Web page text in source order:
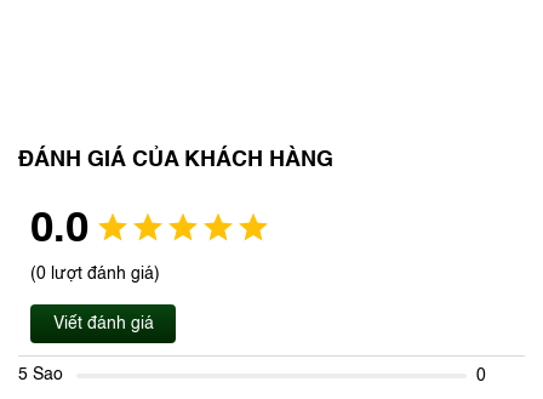
ĐÁNH GIÁ CỦA KHÁCH HÀNG
0.0
(0 lượt đánh giá)
Viết đánh giá
5 Sao
0